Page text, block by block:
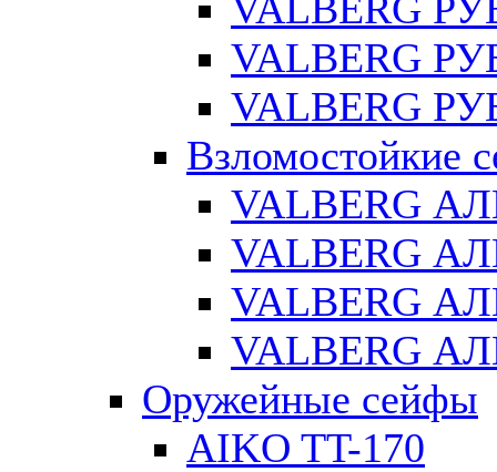
VALBERG
VALBERG
Взломостойкие
VALBERG
VALBERG
VALBERG
VALBERG
Оружейные сейфы
AIKO TT-170